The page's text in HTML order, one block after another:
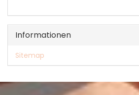
EIN.
Informationen
Sitemap